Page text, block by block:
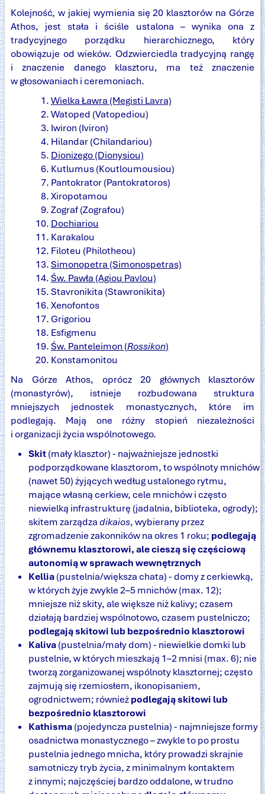
Kolejność, w jakiej wymienia się 20 klasztorów na Górze
Athos, jest stała i ściśle ustalona – wynika ona z
tradycyjnego porządku hierarchicznego, który
obowiązuje od wieków. Odzwierciedla tradycyjną rangę
i znaczenie danego klasztoru, ma też znaczenie
w głosowaniach i ceremoniach.
Wielka Ławra (Megisti Lavra)
Watoped (Vatopediou)
Iwiron (Iviron)
Hilandar (Chilandariou)
Dionizego (Dionysiou)
Kutlumus (Koutloumousiou)
Pantokrator (Pantokratoros)
Xiropotamou
Zograf (Zografou)
Dochiariou
Karakalou
Filoteu (Philotheou)
Simonopetra (Simonospetras)
Św. Pawła (Agiou Pavlou)
Stavronikita (Stawronikita)
Xenofontos
Grigoriou
Esfigmenu
Św. Panteleimon (Rossikon)
Konstamonitou
Na Górze Athos, oprócz 20 głównych klasztorów
(monastyrów), istnieje rozbudowana struktura
mniejszych jednostek monastycznych, które im
podlegają. Mają one różny stopień niezależności
i organizacji życia wspólnotowego.
Skit(mały klasztor) - najważniejsze jednostki
podporządkowane klasztorom, to wspólnoty mnichów
(nawet 50) żyjących według ustalonego rytmu,
mające własną cerkiew, cele mnichów i często
niewielką infrastrukturę (jadalnia, biblioteka, ogrody);
skitem zarządzadikaios, wybierany przez
zgromadzenie zakonników na okres 1 roku; podlegają
głównemu klasztorowi, ale cieszą się częściową
autonomią w sprawach wewnętrznych
Kellia(pustelnia/większa chata) - domy z cerkiewką,
w których żyje zwykle 2–5 mnichów (max. 12);
mniejsze niż skity, ale większe niż kalivy; czasem
działają bardziej wspólnotowo, czasem pustelniczo;
podlegają skitowi lub bezpośrednio klasztorowi
Kaliva(pustelnia/mały dom) - niewielkie domki lub
pustelnie, w których mieszkają 1–2 mnisi (max. 6); nie
tworzą zorganizowanej wspólnoty klasztornej; często
zajmują się rzemiosłem, ikonopisaniem,
ogrodnictwem; równieżpodlegają skitowi lub
bezpośrednio klasztorowi
Kathisma(pojedyncza pustelnia) - najmniejsze formy
osadnictwa monastycznego – zwykle to po prostu
pustelnia jednego mnicha, który prowadzi skrajnie
samotniczy tryb życia, z minimalnym kontaktem
z innymi; najczęściej bardzo oddalone, w trudno